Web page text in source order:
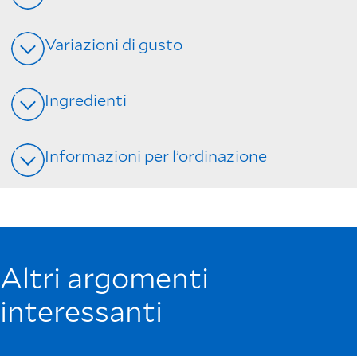
Variazioni di gusto
Ingredienti
Informazioni per l’ordinazione
Altri argomenti
interessanti